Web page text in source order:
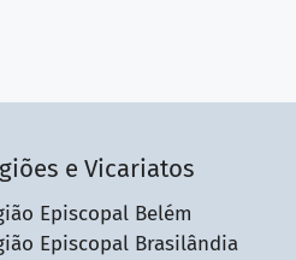
e Vicariatos
Episcopal Belém
Episcopal Brasilândia